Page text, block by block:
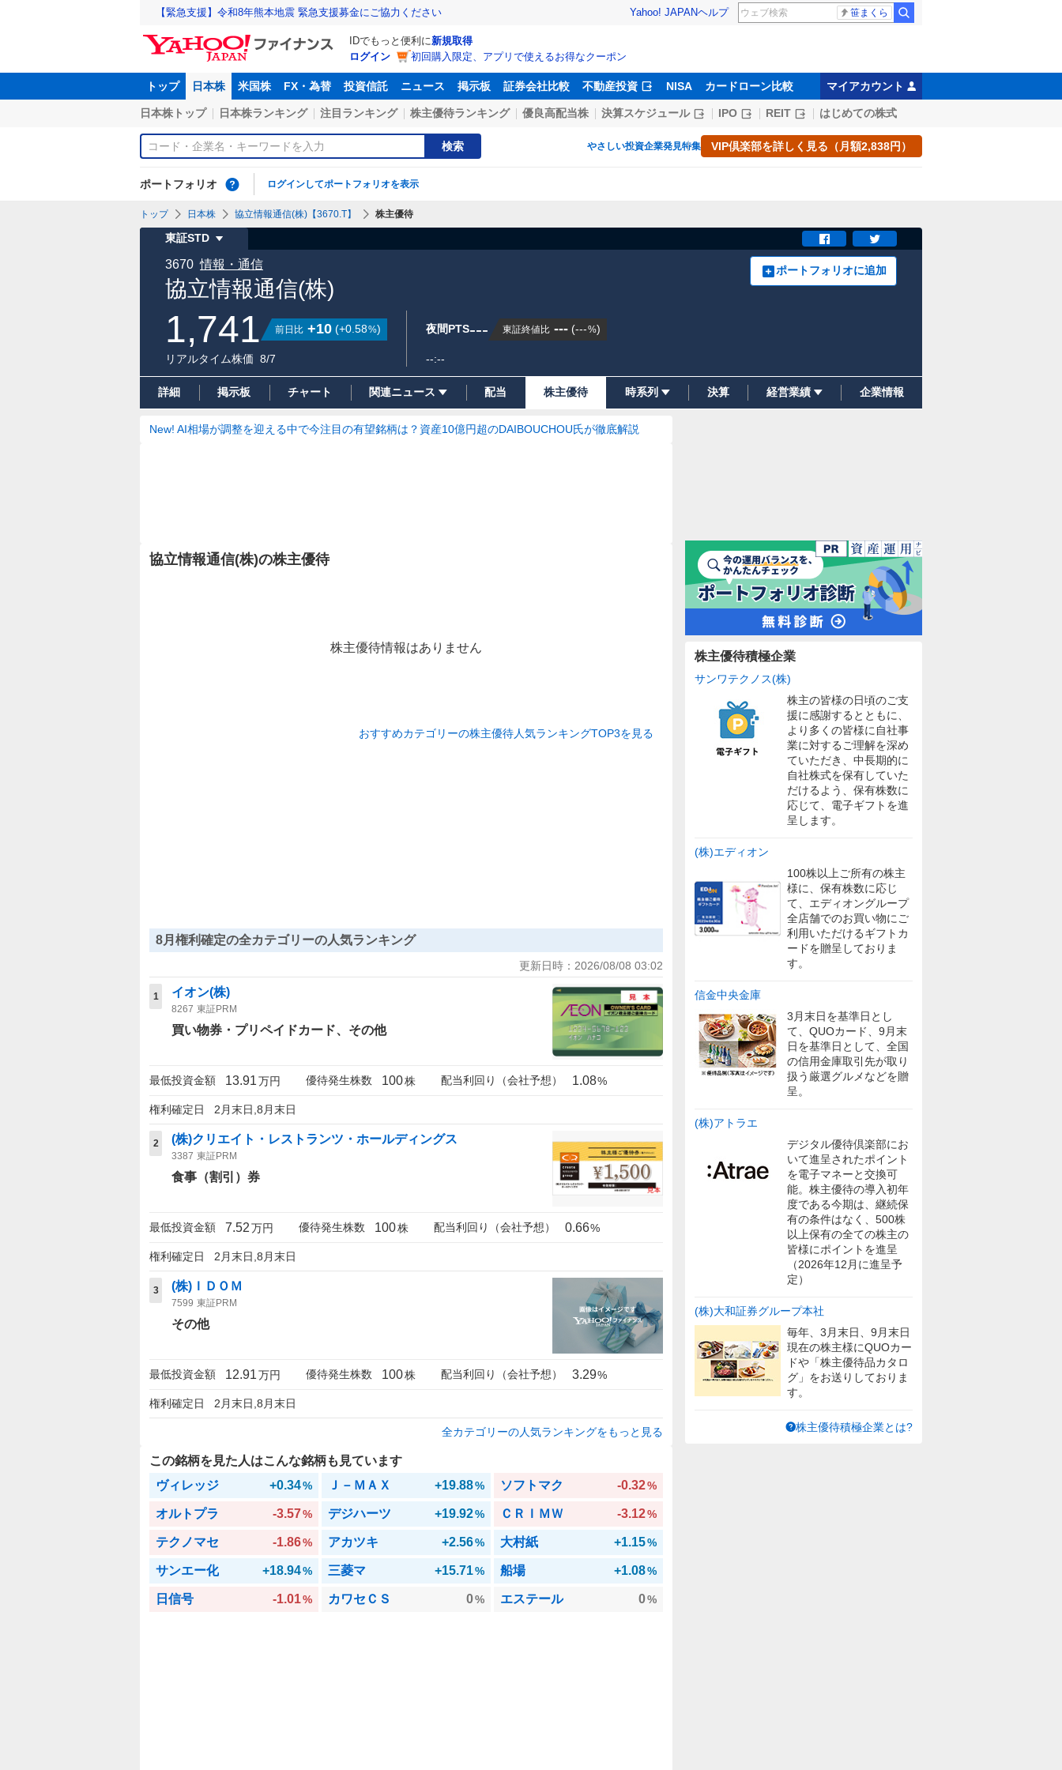
【緊急支援】令和8年熊本地震 緊急支援募金にご協力ください Yahoo! JAPANヘルプ 笹まくら
IDでもっと便利に新規取得
ログイン
初回購入限定、アプリで使えるお得なクーポン
トップ 日本株 米国株 FX・為替 投資信託 ニュース 掲示板 証券会社比較 不動産投資 NISA カードローン比較 マイアカウント
日本株トップ 日本株ランキング 注目ランキング 株主優待ランキング 優良高配当株 決算スケジュール IPO REIT はじめての株式
検索 やさしい投資企業発見特集 VIP倶楽部を詳しく見る（月額2,838円）
ポートフォリオ ログインしてポートフォリオを表示
トップ 日本株 協立情報通信(株)【3670.T】 株主優待
東証STD
協立情報通信(株)
3670 情報・通信 ポートフォリオに追加
1,741 前日比 +10 (+0.58%)
リアルタイム株価 8/7
夜間PTS--- 東証終値比 --- (---%)
--:--
詳細 掲示板 チャート 関連ニュース 配当 株主優待 時系列 決算 経営業績 企業情報
New! AI相場が調整を迎える中で今注目の有望銘柄は？資産10億円超のDAIBOUCHOU氏が徹底解説
協立情報通信(株)の株主優待
株主優待情報はありません
おすすめカテゴリーの株主優待人気ランキングTOP3を見る
8月権利確定の全カテゴリーの人気ランキング
更新日時： 2026/08/08 03:02
1 イオン(株)
8267 東証PRM
買い物券・プリペイドカード その他
最低投資金額 13.91万円 優待発生株数 100株 配当利回り（会社予想） 1.08%
権利確定日 2月末日,8月末日
2 (株)クリエイト・レストランツ・ホールディングス
3387 東証PRM
食事（割引）券
最低投資金額 7.52万円 優待発生株数 100株 配当利回り（会社予想） 0.66%
権利確定日 2月末日,8月末日
3 (株)ＩＤＯＭ
7599 東証PRM
その他
最低投資金額 12.91万円 優待発生株数 100株 配当利回り（会社予想） 3.29%
権利確定日 2月末日,8月末日
全カテゴリーの人気ランキングをもっと見る
この銘柄を見た人はこんな銘柄も見ています
ヴィレッジ
+0.34% Ｊ－ＭＡＸ +19.88% ソフトマク -0.32%
オルトプラ -3.57% デジハーツ +19.92% ＣＲＩＭＷ -3.12%
テクノマセ -1.86% アカツキ +2.56% 大村紙 +1.15%
サンエー化 +18.94% 三菱マ +15.71% 船場 +1.08%
日信号 -1.01% カワセＣＳ 0% エステール 0%
株主優待積極企業
サンワテクノス(株)
株主の皆様の日頃のご支
援に感謝するとともに、
より多くの皆様に自社事
業に対するご理解を深め
ていただき、中長期的に
自社株式を保有していた
だけるよう、保有株数に
応じて、電子ギフトを進
呈します。
(株)エディオン
100株以上ご所有の株主
様に、保有株数に応じ
て、エディオングループ
全店舗でのお買い物にご
利用いただけるギフトカ
ードを贈呈しておりま
す。
信金中央金庫
3月末日を基準日とし
て、QUOカード、9月末
日を基準日として、全国
の信用金庫取引先が取り
扱う厳選グルメなどを贈
呈。
(株)アトラエ
デジタル優待倶楽部にお
いて進呈されたポイント
を電子マネーと交換可
能。株主優待の導入初年
度である今期は、継続保
有の条件はなく、500株
以上保有の全ての株主の
皆様にポイントを進呈
（2026年12月に進呈予
定）
(株)大和証券グループ本社
毎年、3月末日、9月末日
現在の株主様にQUOカー
ドや「株主優待品カタロ
グ」をお送りしておりま
す。
株主優待積極企業とは?